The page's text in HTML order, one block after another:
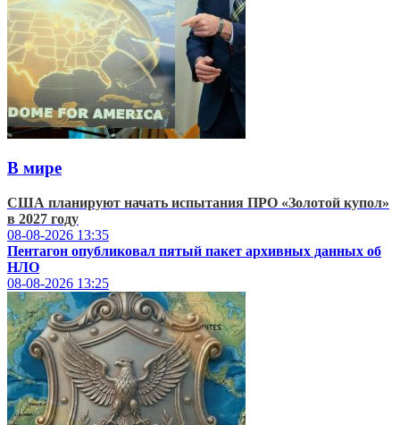
В мире
США планируют начать испытания ПРО «Золотой купол»
в 2027 году
08-08-2026 13:35
Пентагон опубликовал пятый пакет архивных данных об
НЛО
08-08-2026 13:25